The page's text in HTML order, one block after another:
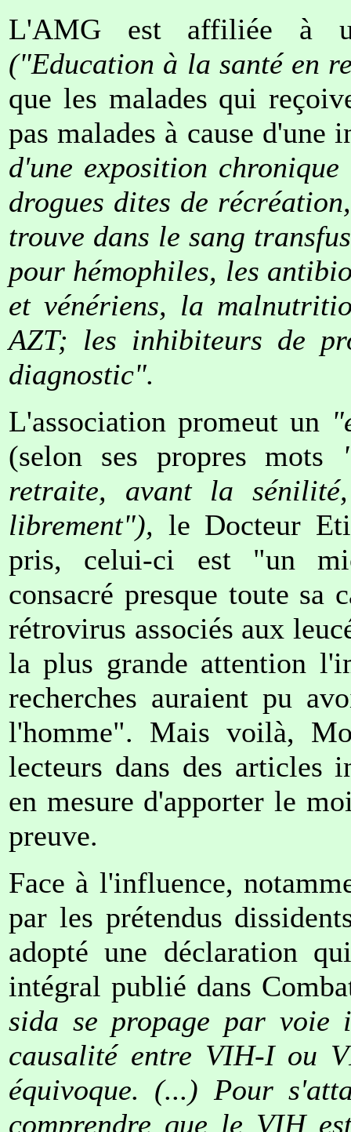
L'AMG est affiliée à
("Education à la santé en
que les malades qui
pas malades à cause
d'une exposition
drogues dites de
trouve dans le sang
pour hémophiles, les
et vénériens, la
AZT; les inhibiteurs de
diagnostic".
L'association promeut un
(selon ses propres mots
retraite, avant la
librement"), le Docteur
pris, celui-ci est "un
consacré presque toute sa
rétrovirus associés aux
la plus grande attention
recherches auraient pu
l'homme". Mais voilà,
lecteurs dans des articles
en mesure d'apporter le
preuve.
Face à l'influence,
par les prétendus
adopté une déclaration
intégral publié dans
sida se propage par voie
causalité entre VIH-I ou
équivoque. (...) Pour
comprendre que le VIH